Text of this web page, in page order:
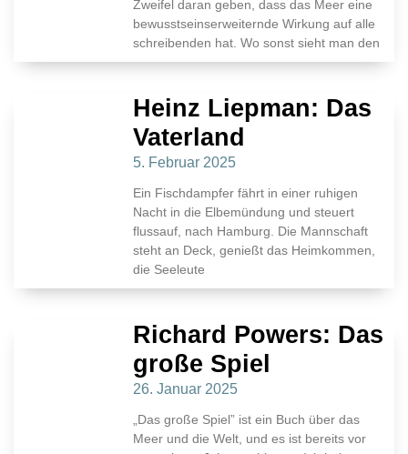
Zweifel daran geben, dass das Meer eine
bewusstseinserweiternde Wirkung auf alle
schreibenden hat. Wo sonst sieht man den
Heinz Liepman: Das
Vaterland
5. Februar 2025
Ein Fischdampfer fährt in einer ruhigen
Nacht in die Elbemündung und steuert
flussauf, nach Hamburg. Die Mannschaft
steht an Deck, genießt das Heimkommen,
die Seeleute
Richard Powers: Das
große Spiel
26. Januar 2025
„Das große Spiel” ist ein Buch über das
Meer und die Welt, und es ist bereits vor